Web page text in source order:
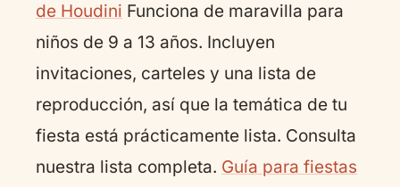
de Houdini Funciona de maravilla para
niños de 9 a 13 años. Incluyen
invitaciones, carteles y una lista de
reproducción, así que la temática de tu
fiesta está prácticamente lista. Consulta
nuestra lista completa. Guía para fiestas